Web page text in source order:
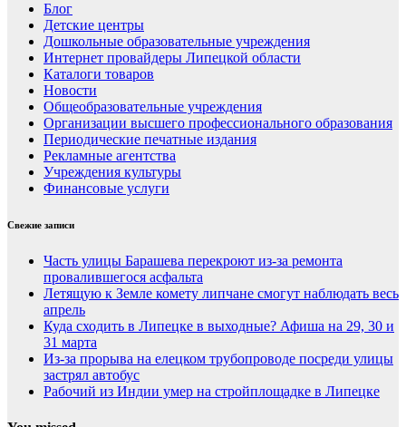
Блог
Детские центры
Дошкольные образовательные учреждения
Интернет провайдеры Липецкой области
Каталоги товаров
Новости
Общеобразовательные учреждения
Организации высшего профессионального образования
Периодические печатные издания
Рекламные агентства
Учреждения культуры
Финансовые услуги
Свежие записи
Часть улицы Барашева перекроют из-за ремонта
провалившегося асфальта
Летящую к Земле комету липчане смогут наблюдать весь
апрель
Куда сходить в Липецке в выходные? Афиша на 29, 30 и
31 марта
Из-за прорыва на елецком трубопроводе посреди улицы
застрял автобус
Рабочий из Индии умер на стройплощадке в Липецке